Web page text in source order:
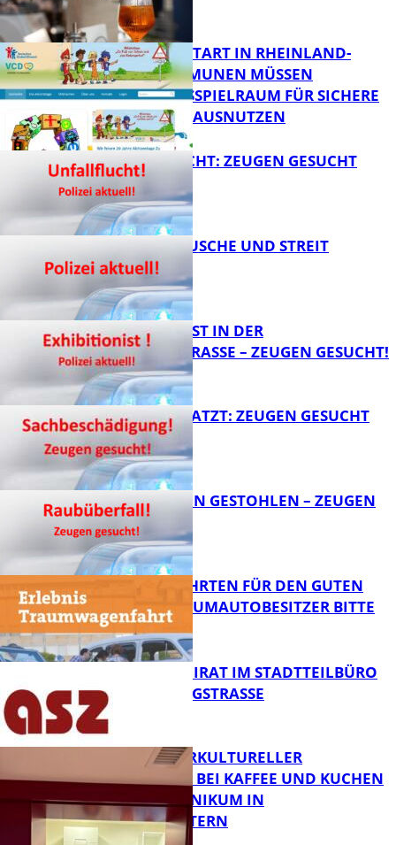
FB Kultur
ZUM SCHULSTART IN RHEINLAND-
PFALZ: KOMMUNEN MÜSSEN
HANDLUNGSSPIELRAUM FÜR SICHERE
SCHULWEGE AUSNUTZEN
UNFALLFLUCHT: ZEUGEN GESUCHT
KNALLGERÄUSCHE UND STREIT
EXHIBITIONIST IN DER
VELMANNSTRASSE – ZEUGEN GESUCHT!
AUTO ZERKRATZT: ZEUGEN GESUCHT
FB News
TEURE KETTEN GESTOHLEN – ZEUGEN
GESUCHT!
FB News
SPENDENFAHRTEN FÜR DEN GUTEN
ZWECK – TRAUMAUTOBESITZER BITTE
MELDEN!
FB News
SENIORENBEIRAT IM STADTTEILBÜRO
IN DER KÖNIGSTRASSE
NEUER INTERKULTURELLER
TREFFPUNKT BEI KAFFEE UND KUCHEN
IM PFALZKLINIKUM IN
KAISERSLAUTERN